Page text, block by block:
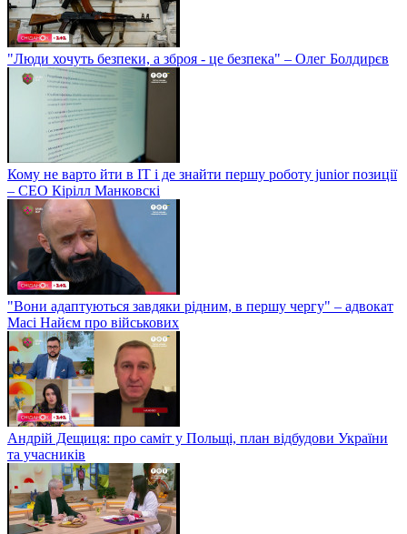
"Люди хочуть безпеки, а зброя - це безпека" – Олег Болдирєв
Кому не варто йти в IT і де знайти першу роботу junior позиції
– СЕО Кірілл Манковскі
"Вони адаптуються завдяки рідним, в першу чергу" – адвокат
Масі Найєм про військових
Андрій Дещиця: про саміт у Польщі, план відбудови України
та учасників